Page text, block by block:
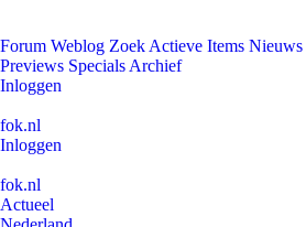
Forum Weblog Zoek Actieve Items Nieuws
Previews Specials Archief
Inloggen
fok.nl
Inloggen
fok.nl
Actueel